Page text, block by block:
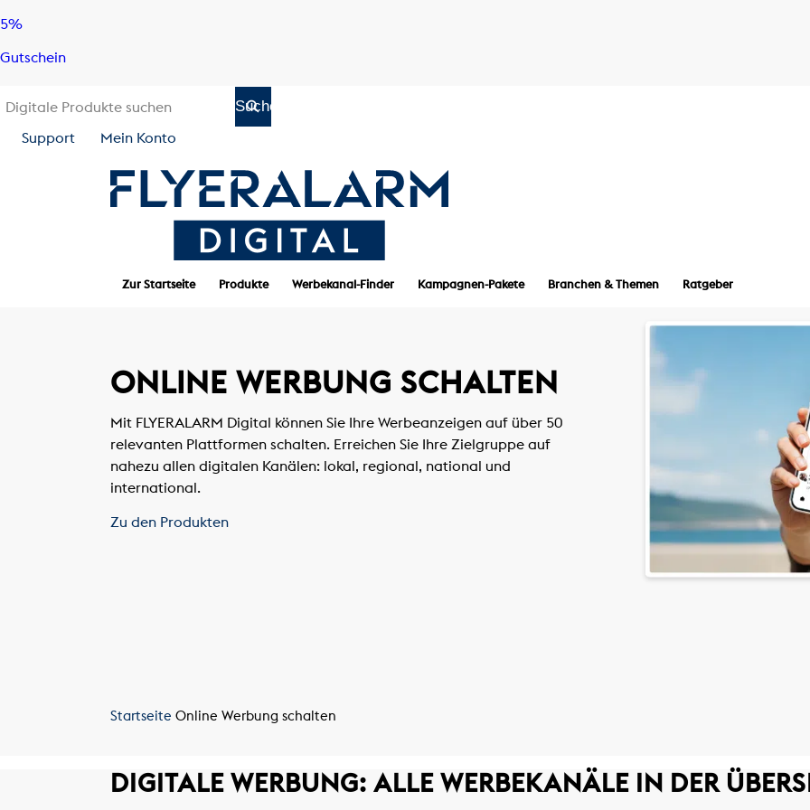
Skip
content
Skip
navigation
5%
Gutschein
Support Mein Konto
Zur Startseite Produkte Werbekanal-Finder Kampagnen-Pakete Branchen & Themen Ratgeber
ONLINE WERBUNG SCHALTEN
Mit FLYERALARM Digital können Sie Ihre Werbeanzeigen auf über 50
relevanten Plattformen schalten. Erreichen Sie Ihre Zielgruppe auf
nahezu allen digitalen Kanälen: lokal, regional, national und
international.
Zu den Produkten
Startseite Online Werbung schalten
DIGITALE WERBUNG: ALLE WERBEKANÄLE IN DER